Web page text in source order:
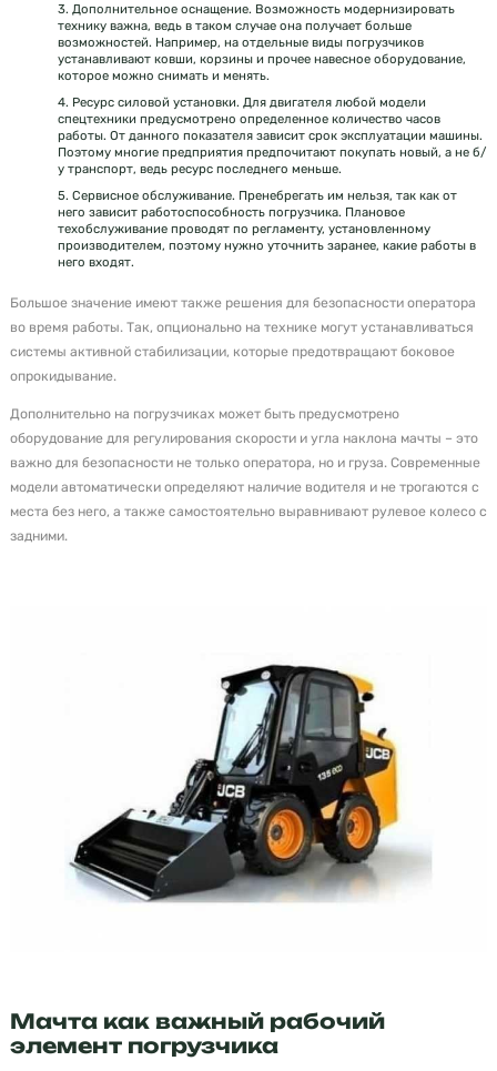
3. Дополнительное оснащение. Возможность модернизировать
технику важна, ведь в таком случае она получает больше
возможностей. Например, на отдельные виды погрузчиков
устанавливают ковши, корзины и прочее навесное оборудование,
которое можно снимать и менять.
4. Ресурс силовой установки. Для двигателя любой модели
спецтехники предусмотрено определенное количество часов
работы. От данного показателя зависит срок эксплуатации машины.
Поэтому многие предприятия предпочитают покупать новый, а не б/
у транспорт, ведь ресурс последнего меньше.
5. Сервисное обслуживание. Пренебрегать им нельзя, так как от
него зависит работоспособность погрузчика. Плановое
техобслуживание проводят по регламенту, установленному
производителем, поэтому нужно уточнить заранее, какие работы в
него входят.
Большое значение имеют также решения для безопасности оператора
во время работы. Так, опционально на технике могут устанавливаться
системы активной стабилизации, которые предотвращают боковое
опрокидывание.
Дополнительно на погрузчиках может быть предусмотрено
оборудование для регулирования скорости и угла наклона мачты – это
важно для безопасности не только оператора, но и груза. Современные
модели автоматически определяют наличие водителя и не трогаются с
места без него, а также самостоятельно выравнивают рулевое колесо с
задними.
Мачта как важный рабочий
элемент погрузчика